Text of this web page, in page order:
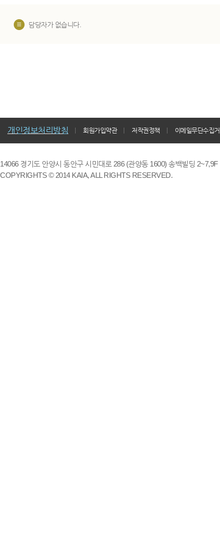
담당자가 없습니다.
개인정보처리방침 회원가입약관 저작권정책 이메일무단수집
14066 경기도 안양시 동안구 시민대로 286 (관양동 1600) 송백빌딩
COPYRIGHTS © 2014 KAIA, ALL RIGHTS RESERVED.